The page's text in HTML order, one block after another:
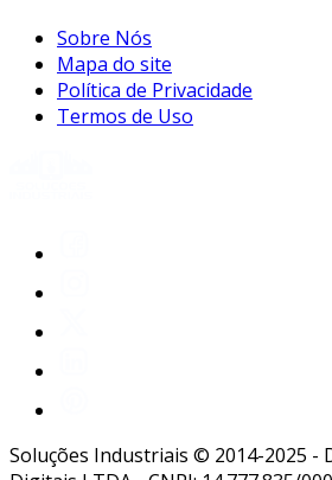
Sobre Nós
Mapa do site
Política de Privacidade
Termos de Uso
Soluções Industriais © 2014-2025 -